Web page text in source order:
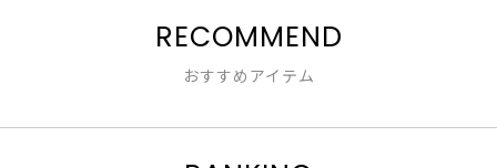
RECOMMEND
おすすめアイテム